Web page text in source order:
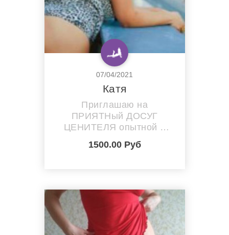
07/04/2021
Катя
Приглашаю на
ПРИЯТНый ДОСУГ
ЦЕНИТЕЛЯ опытной и
безумно сексуальной
дамы! Открытая с
мне))
1500.00 Руб